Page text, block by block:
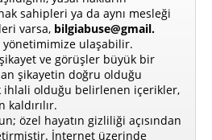
sahipleri ya da aynı mesleği
varsa, bilgiabuse@gmail.
ulaşabilir.
ve görüşler büyük bir
şikayetin doğru olduğu
ihlali olduğu belirlenen içerikler,
özel hayatın gizliliği açısından
İnternet üzerinde